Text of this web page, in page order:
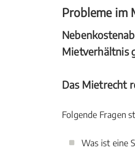
Probleme im
Mietverhältnis
Das Mietrecht
Folgende Fragen
Was ist eine